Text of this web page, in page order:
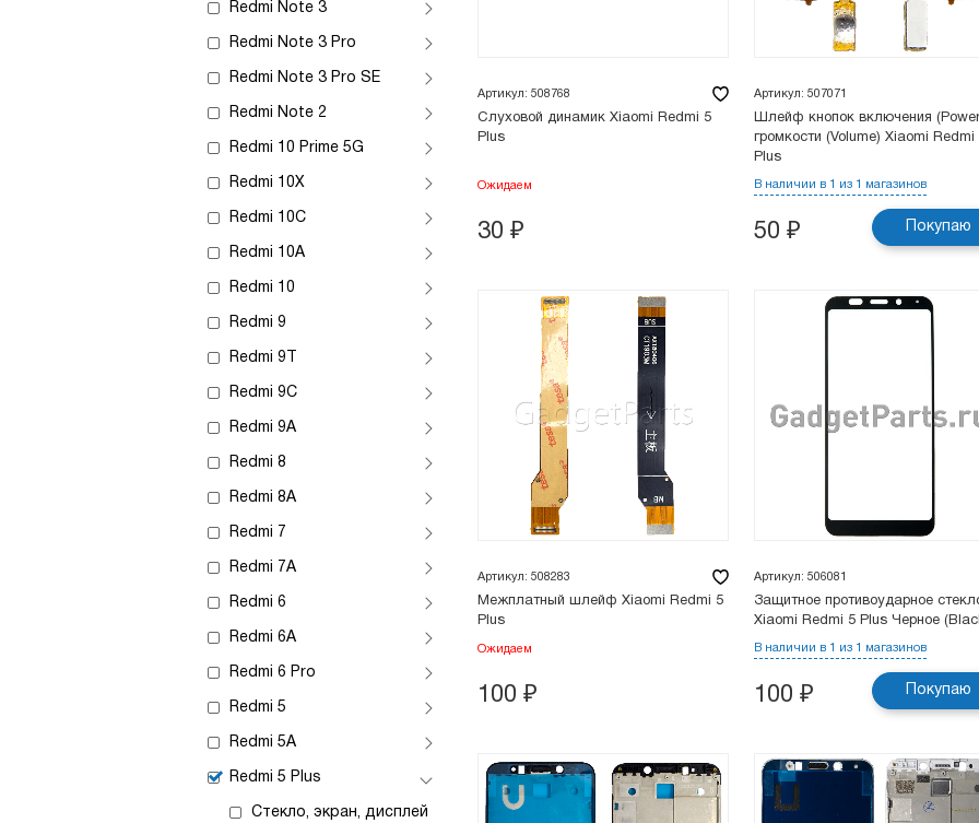
Redmi Note 3
Redmi Note 3 Pro
Redmi Note 3 Pro SE
Redmi Note 2
Redmi 10 Prime 5G
Redmi 10X
Redmi 10C
Redmi 10A
Redmi 10
Redmi 9
Redmi 9T
Redmi 9C
Redmi 9A
Redmi 8
Redmi 8A
Redmi 7
Redmi 7A
Redmi 6
Redmi 6A
Redmi 6 Pro
Redmi 5
Redmi 5A
Redmi 5 Plus
Стекло, экран, дисплей
Артикул: 508768
Слуховой динамик Xiaomi Redmi 5
Plus
Ожидаем
30 ₽
Артикул: 507071
Шлейф кнопок включения
громкости (Volume) Xiaomi Redmi
Plus
В наличии в 1 из 1 магазинов
50 ₽ Покупаю
Артикул: 508283
Межплатный шлейф Xiaomi Redmi 5
Plus
Ожидаем
100 ₽
Артикул: 506081
Защитное противоударное
Xiaomi Redmi 5 Plus Черное
В наличии в 1 из 1 магазинов
100 ₽ Покупаю